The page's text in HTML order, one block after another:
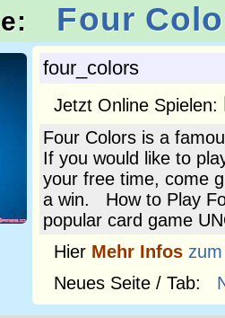
Four
four_colors
Jetzt Online Spielen:
Four Colors is a
If you would like to
your free time, come
a win. How to Play
popular card game
Hier Mehr Infos
Neues Seite / Tab: